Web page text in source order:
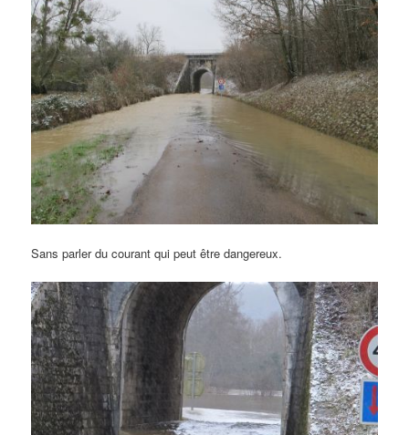
Sans parler du courant qui peut être dangereux.